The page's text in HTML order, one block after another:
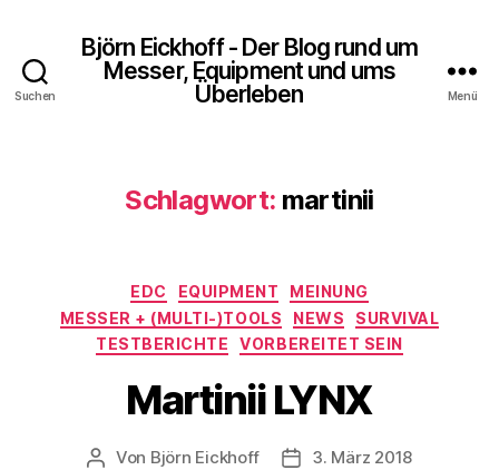
Suchen
Björn Eickhoff - Der Blog rund um
Messer, Equipment und ums
Überleben
Menü
Schlagwort: martinii
Kategorien
EDC EQUIPMENT
MEINUNG
MESSER + (MULTI-)TOOLS
NEWS
SURVIVAL
TESTBERICHTE
VORBEREITET SEIN
Martinii LYNX
Beitragsautor
Von Björn Eickhoff Veröffentlichungsdatum
3. März 2018